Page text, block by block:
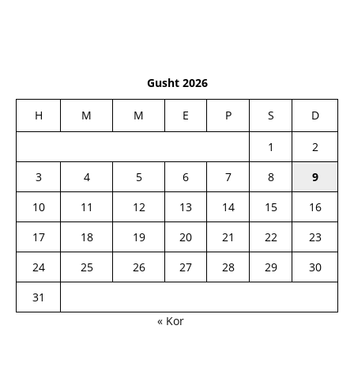
Gusht 2026
H M M E P S D
1
2
3
4 5 6 7 8
9
10
11 12 13 14 15
16
17
18 19 20 21 22
23
24
25 26 27 28 29
30
31
« Kor